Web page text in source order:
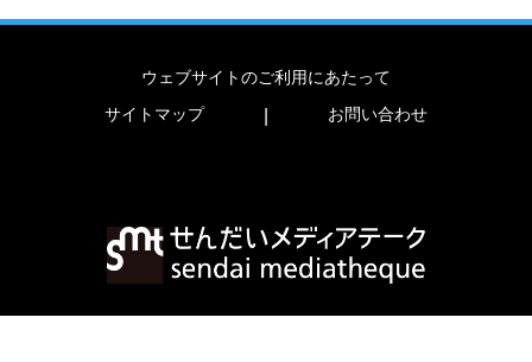
ウェブサイトのご利用にあたって
サイトマップ
お問い合わせ